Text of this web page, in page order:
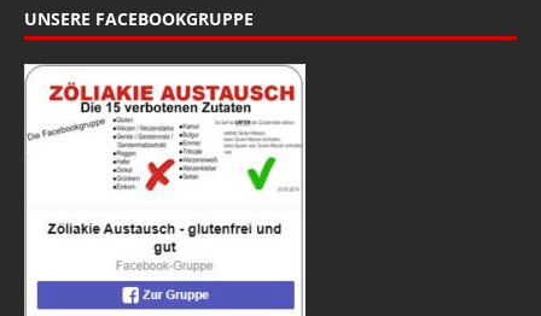
UNSERE FACEBOOKGRUPPE